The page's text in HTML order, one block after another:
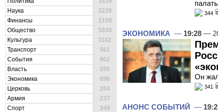
Наука
2220
Финансы
2159
Общество
5830
Культура
1182
Транспорт
561
События
902
Власть
550
Экономика
896
Церковь
204
Армия
237
Спорт
349
344
ЭКОНОМИКА — 19:28 —
Он
341
АНОНС СОБЫТИЙ —